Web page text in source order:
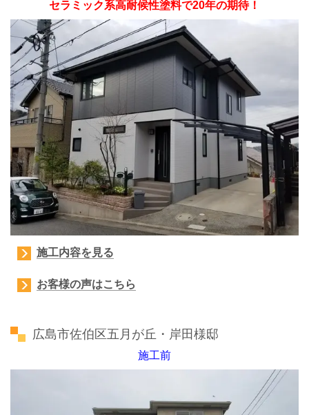
セラミック系高耐候性塗料で20年の期待！
施工内容を見る
お客様の声はこちら
広島市佐伯区五月が丘・岸田様邸
施工前